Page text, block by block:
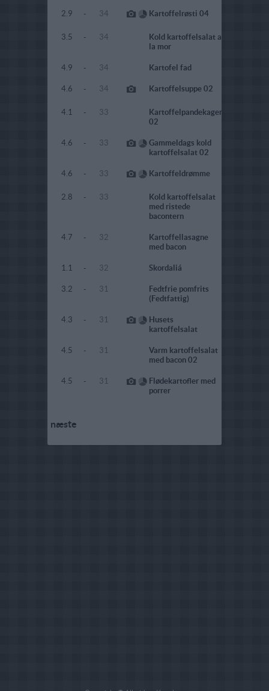
2.9 - 34 Kartoffelrøsti 04
3.5 - 34
Kold kartoffelsalat a
la mor
4.9 - 34 Kartofel fad
4.6 - 34 Kartoffelsuppe 02
4.1 - 33
Kartoffelpandekager
02
4.6 - 33
Gammeldags kold
kartoffelsalat 02
4.6 - 33 Kartoffeldrømme
2.8 - 33
Kold kartoffelsalat
med ristede
bacontern
4.7 - 32
Kartoffellasagne
med bacon
1.1 - 32 Skordaliá
3.2 - 31
Fedtfrie pomfrits
(Fedtfattig)
4.3 - 31
Husets
kartoffelsalat
4.5 - 31
Varm kartoffelsalat
med bacon 02
4.5 - 31
Flødekartofler med
porrer
næste